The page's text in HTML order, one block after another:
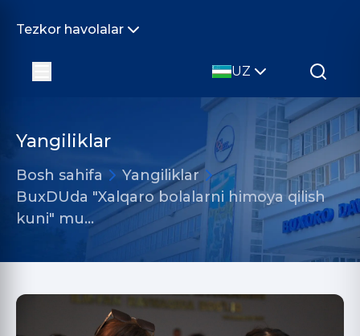
Tezkor havolalar
UZ
Yangiliklar
Bosh sahifa
Yangiliklar
BuxDUda "Xalqaro bolalarni himoya qilish
kuni" mu…